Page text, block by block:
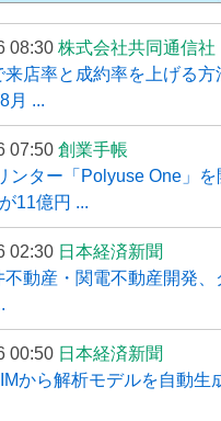
08:30 株式会社共同通信社
店率と成約率を上げる方
月 ...
07:50 創業手帳
ンター「Polyuse One」を
11億円 ...
02:30 日本経済新聞
不動産・関電不動産開発
00:50 日本経済新聞
から解析モデルを自動生